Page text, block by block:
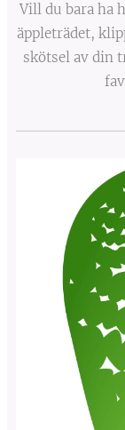
Vill du bara ha
äppleträdet,
skötsel av din